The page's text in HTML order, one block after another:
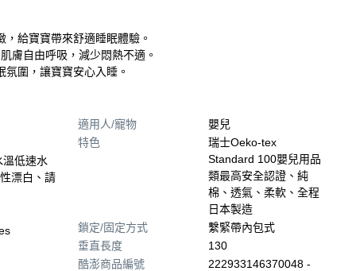
給寶寶帶來舒適睡眠體驗。
膚自由呼吸，減少悶熱不適。
圍，讓寶寶安心入睡。
溫低速水
漂白、請
適用人/寵物
嬰兒
特色
瑞士Oeko-tex
Standard 100嬰兒用品
類最高安全認證、純
棉、透氣、柔軟、全程
日本製造
鎖定/固定方式
繫緊帶內包式
垂直長度
130
酷澎商品編號
222933146370048 -